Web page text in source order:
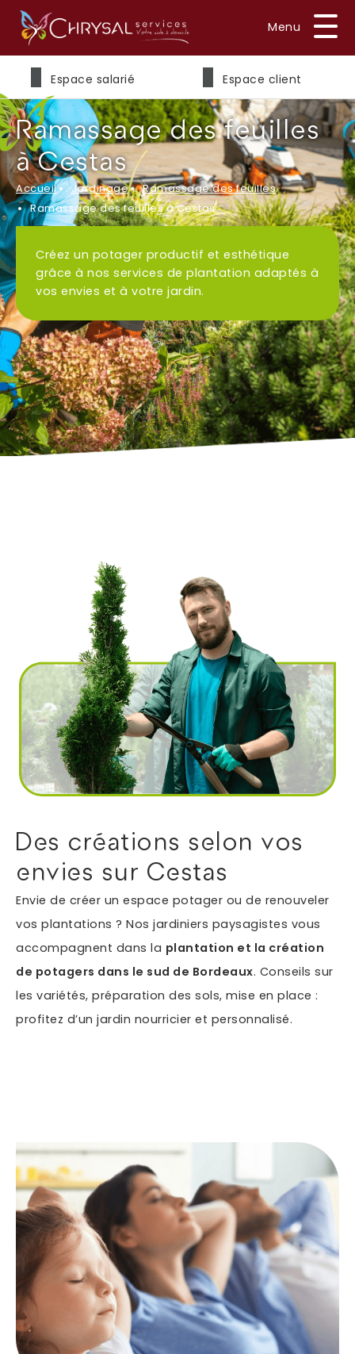
Espace salarié Espace client
Ramassage des feuilles
à Cestas
Accueil Jardinage
Ramassage des feuilles
Ramassage des feuilles à Cestas
Créez un potager productif et esthétique
grâce à nos services de plantation adaptés à
vos envies et à votre jardin.
Des créations selon vos
envies sur Cestas
Envie de créer un espace potager ou de renouveler
vos plantations ? Nos jardiniers paysagistes vous
accompagnent dans la plantation et la création
de potagers dans le sud de Bordeaux. Conseils sur
les variétés, préparation des sols, mise en place :
profitez d’un jardin nourricier et personnalisé.
Prénom*
Nom*
E-mail*
Ville*
Service(s) souhaité(s)
Maintien à domicile
Aide ménagère
Garde d'enfants
Jardinage
Petits travaux de bricolage
Autres services
Informations supplémentaires du besoin
En soumettant ce formulaire, j'accepte que les
de ma demande.*